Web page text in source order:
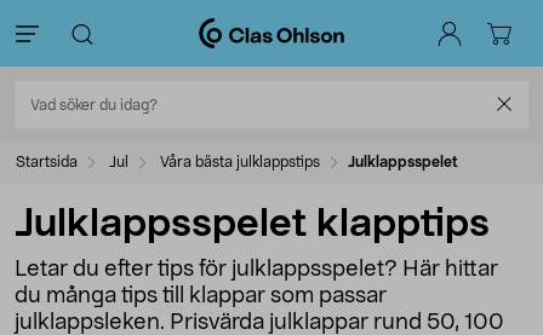
Startsida Jul Våra bästa julklappstips Julklappsspelet
Julklappsspelet klapptips
Letar du efter tips för julklappsspelet? Här hittar
du många tips till klappar som passar
julklappsleken. Prisvärda julklappar rund 50, 100